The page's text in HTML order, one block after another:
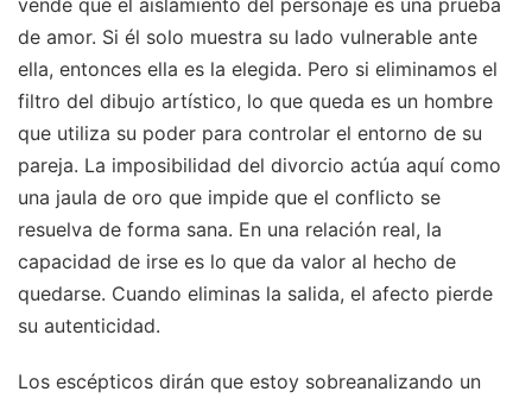
de amor. Si él solo muestra su lado vulnerable ante
ella, entonces ella es la elegida. Pero si eliminamos el
filtro del dibujo artístico, lo que queda es un hombre
que utiliza su poder para controlar el entorno de su
pareja. La imposibilidad del divorcio actúa aquí como
una jaula de oro que impide que el conflicto se
resuelva de forma sana. En una relación real, la
capacidad de irse es lo que da valor al hecho de
quedarse. Cuando eliminas la salida, el afecto pierde
su autenticidad.
Los escépticos dirán que estoy sobreanalizando un